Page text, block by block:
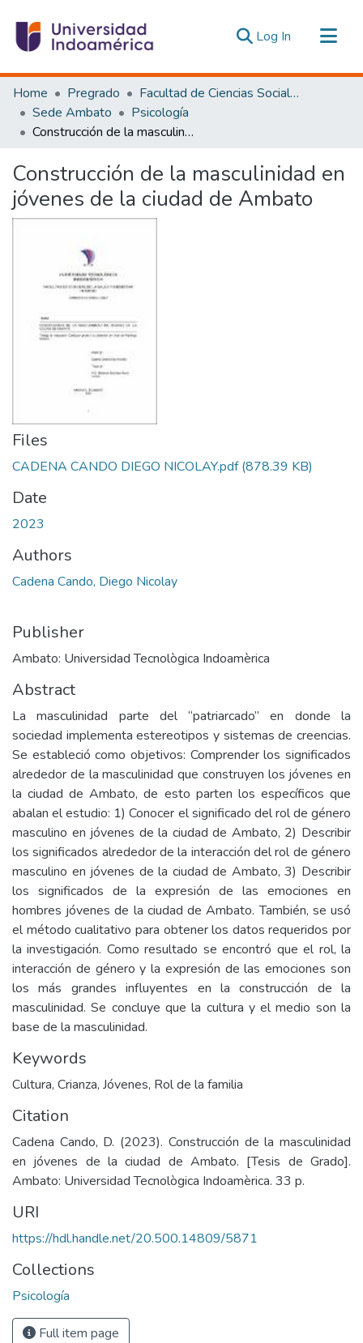
Log In (current)
Communities & Collections
All of DSpace
Statistics
Estadísticas Externas
Home Pregrado
Facultad de Ciencias Sociales y Humanas
Sede Ambato
Psicología
Construcción de la masculinidad en jóvenes de la ciudad de Ambato
Construcción de la masculinidad en
jóvenes de la ciudad de Ambato
Files
CADENA CANDO DIEGO NICOLAY.pdf(878.39 KB)
Date
2023
Authors
Cadena Cando, Diego Nicolay
Publisher
Ambato: Universidad Tecnològica Indoamèrica
Abstract
La masculinidad parte del “patriarcado” en donde la
sociedad implementa estereotipos y sistemas de creencias.
Se estableció como objetivos: Comprender los significados
alrededor de la masculinidad que construyen los jóvenes en
la ciudad de Ambato, de esto parten los específicos que
abalan el estudio: 1) Conocer el significado del rol de género
masculino en jóvenes de la ciudad de Ambato, 2) Describir
los significados alrededor de la interacción del rol de género
masculino en jóvenes de la ciudad de Ambato, 3) Describir
los significados de la expresión de las emociones en
hombres jóvenes de la ciudad de Ambato. También, se usó
el método cualitativo para obtener los datos requeridos por
la investigación. Como resultado se encontró que el rol, la
interacción de género y la expresión de las emociones son
los más grandes influyentes en la construcción de la
masculinidad. Se concluye que la cultura y el medio son la
base de la masculinidad.
Keywords
Cultura, Crianza, Jóvenes, Rol de la familia
Citation
Cadena Cando, D. (2023). Construcción de la masculinidad
en jóvenes de la ciudad de Ambato. [Tesis de Grado].
Ambato: Universidad Tecnològica Indoamèrica. 33 p.
URI
https://hdl.handle.net/20.500.14809/5871
Collections
Psicología
Full item page